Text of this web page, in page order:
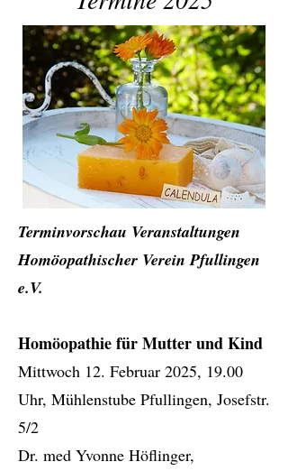
Terminvorschau Veranstaltungen
Homöopathischer Verein Pfullingen
e.V.
Homöopathie für Mutter und Kind
Mittwoch 12. Februar 2025, 19.00
Uhr, Mühlenstube Pfullingen, Josefstr.
5/2
Dr. med Yvonne Höflinger,